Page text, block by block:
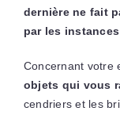
dernière ne fait
par les
Concernant votre
objets qui vous
cendriers et les